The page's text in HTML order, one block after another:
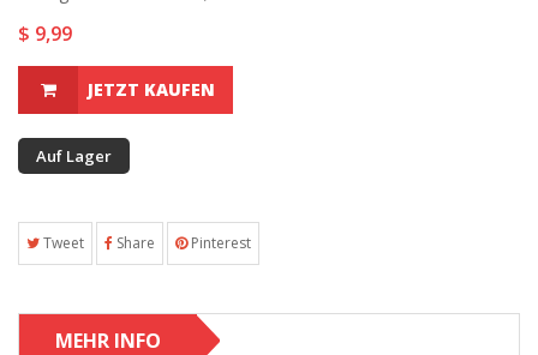
$ 9,99
JETZT KAUFEN
Auf Lager
Tweet Share Pinterest
MEHR INFO